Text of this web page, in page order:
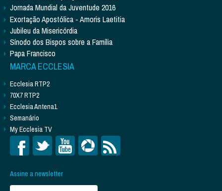
Jornada Mundial da Juventude 2016
Exortação Apostólica - Amoris Laetitia
Jubileu da Misericórdia
Sínodo dos Bispos sobre a Família
Papa Francisco
MARCA ECCLESIA
Ecclesia RTP2
70X7 RTP2
Ecclesia Antena1
Semanário
My Ecclesia TV
Assine a newsletter